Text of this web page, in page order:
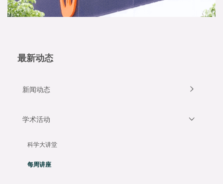
最新动态
新闻动态
学术活动
科学大讲堂
每周讲座